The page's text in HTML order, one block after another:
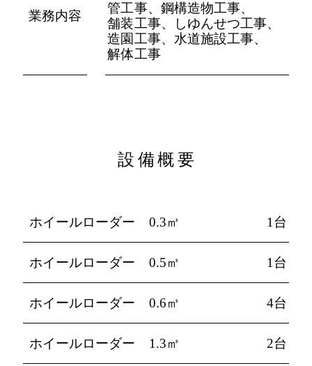
業務内容
管工事、 鋼構造物工事、
舗装工事、
しゆんせつ工事、
造園工事、 水道施設工事、
解体工事
設備概要
ホイールローダー 0.3㎥ 1台
ホイールローダー 0.5㎥ 1台
ホイールローダー 0.6㎥ 4台
ホイールローダー 1.3㎥ 2台